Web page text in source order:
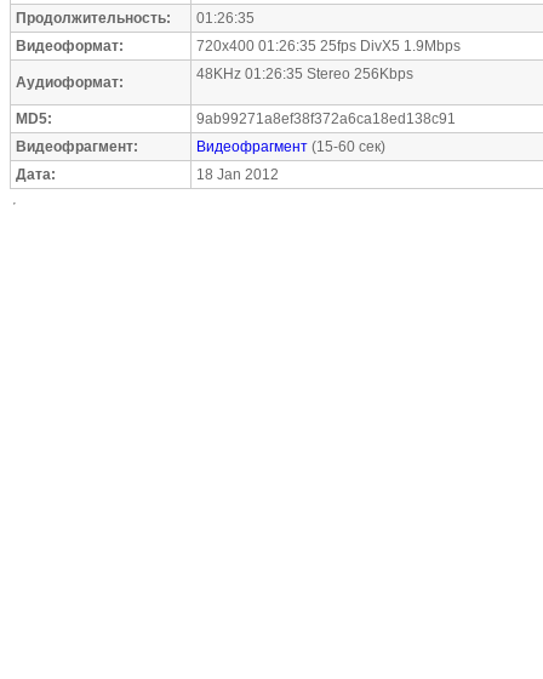
Продолжительность:
01:26:35
Видеоформат:
720x400 01:26:35 25fps DivX5 1.9Mbps
Аудиоформат: 48KHz 01:26:35 Stereo 256Kbps
MD5:
9ab99271a8ef38f372a6ca18ed138c91
Видеофрагмент:
Видеофрагмент (15-60 сек)
Дата:
18 Jan 2012